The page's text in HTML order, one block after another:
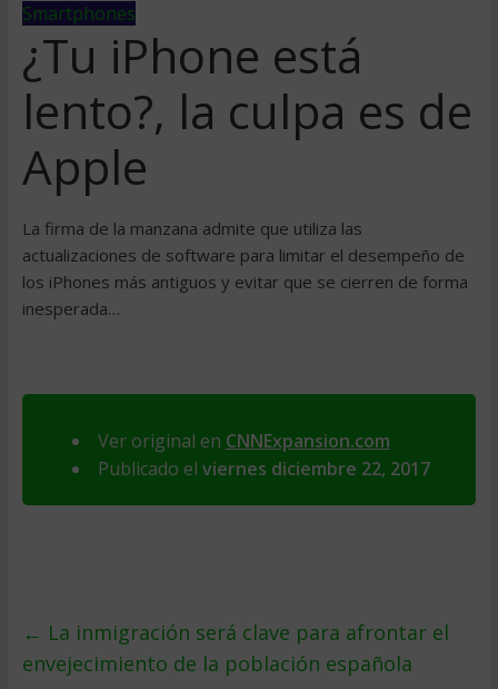
Smartphones
¿Tu iPhone está
lento?, la culpa es de
Apple
La firma de la manzana admite que utiliza las
actualizaciones de software para limitar el desempeño de
los iPhones más antiguos y evitar que se cierren de forma
inesperada…
Ver original en CNNExpansion.com
Publicado el viernes diciembre 22, 2017
← La inmigración será clave para afrontar el
envejecimiento de la población española